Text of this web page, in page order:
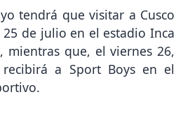
tendrá que visitar a Cusco
25 de julio en el estadio Inca
mientras que, el viernes 26,
recibirá a Sport Boys en el